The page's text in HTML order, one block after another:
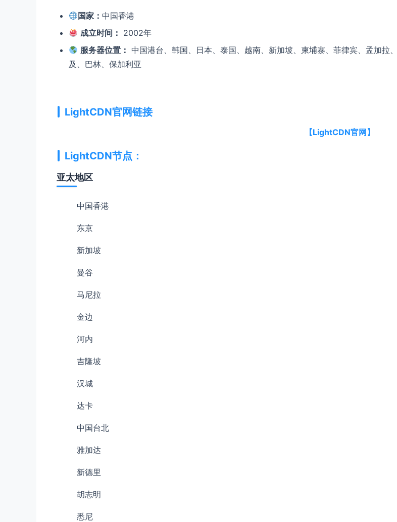
国家： 中国香港
成立时间： 2002年
服务器位置： 中国港台、韩国、日本、泰国、越南、新加坡、柬埔寨、菲律宾、孟加
及、巴林、保加利亚
LightCDN官网链接
【LightCDN官网】
LightCDN节点 ：
亚太地区
中国香港
东京
新加坡
曼谷
马尼拉
金边
河内
吉隆坡
汉城
达卡
中国台北
雅加达
新德里
胡志明
悉尼